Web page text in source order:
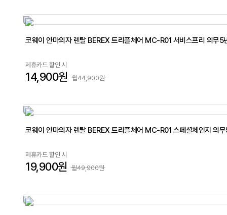
코웨이 안마의자 렌탈 BEREX 트리플체어 MC-R01 서비스프리 의무5
제휴카드 할인 시
14,900원 월44,900원
코웨이 안마의자 렌탈 BEREX 트리플체어 MC-R01 스페셜체인지 의
제휴카드 할인 시
19,900원 월49,900원